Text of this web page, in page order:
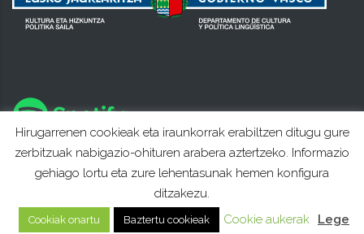
Hirugarrenen cookieak eta iraunkorrak erabiltzen ditugu gure
zerbitzuak nabigazio-ohituren arabera aztertzeko. Informazio
gehiago lortu eta zure lehentasunak hemen konfigura
ditzakezu.
Cookiak onartu Baztertu cookieak Cookie aukerak Lege